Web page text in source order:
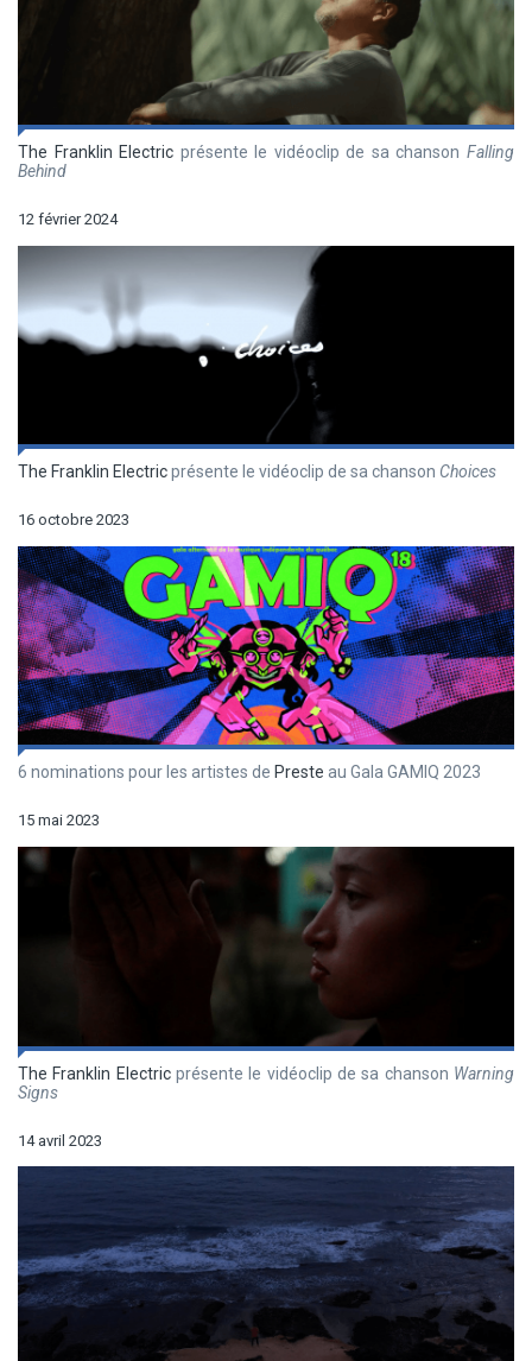
The Franklin Electric présente le vidéoclip de sa chansonFalling
Behind
12 février 2024
The Franklin Electricprésente le vidéoclip de sa chanson Choices
16 octobre 2023
6 nominations pour les artistes de Preste au Gala GAMIQ 2023
15 mai 2023
The Franklin Electricprésente le vidéoclip de sa chanson Warning
Signs
14 avril 2023